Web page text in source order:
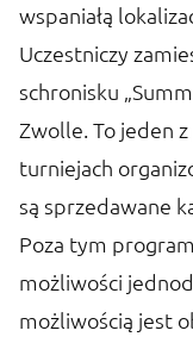
wspaniałą
Uczestniczy
schronisku
Zwolle. To jeden
turniejach
są sprzedawane
Poza tym
możliwości
możliwością jest